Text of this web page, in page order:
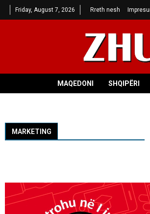
Friday, August 7, 2026 Rreth nesh
MAQEDONI SHQIPËRI
MARKETING